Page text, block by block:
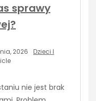
sprawy
2026
Dzieci I
nie jest brak